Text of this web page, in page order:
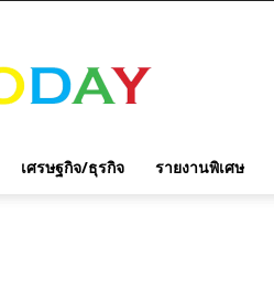
TODAY
เศรษฐกิจ/ธุรกิจ รายงานพิเศษ